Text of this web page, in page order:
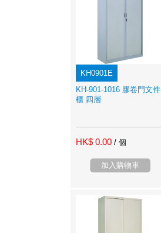
KH0901E
KH-901-1016 膠卷門文件
櫃 四層
HK$ 0.00 / 個
加入購物車